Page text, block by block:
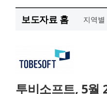
보도자료 홈 지역별
투비소프트, 5월